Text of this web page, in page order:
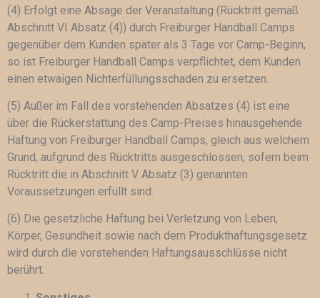
(4) Erfolgt eine Absage der Veranstaltung (Rücktritt gemäß
Abschnitt VI Absatz (4)) durch Freiburger Handball Camps
gegenüber dem Kunden später als 3 Tage vor Camp-Beginn,
so ist Freiburger Handball Camps verpflichtet, dem Kunden
einen etwaigen Nichterfüllungsschaden zu ersetzen.
(5) Außer im Fall des vorstehenden Absatzes (4) ist eine
über die Rückerstattung des Camp-Preises hinausgehende
Haftung von Freiburger Handball Camps, gleich aus welchem
Grund, aufgrund des Rücktritts ausgeschlossen, sofern beim
Rücktritt die in Abschnitt V Absatz (3) genannten
Voraussetzungen erfüllt sind.
(6) Die gesetzliche Haftung bei Verletzung von Leben,
Körper, Gesundheit sowie nach dem Produkthaftungsgesetz
wird durch die vorstehenden Haftungsausschlüsse nicht
berührt.